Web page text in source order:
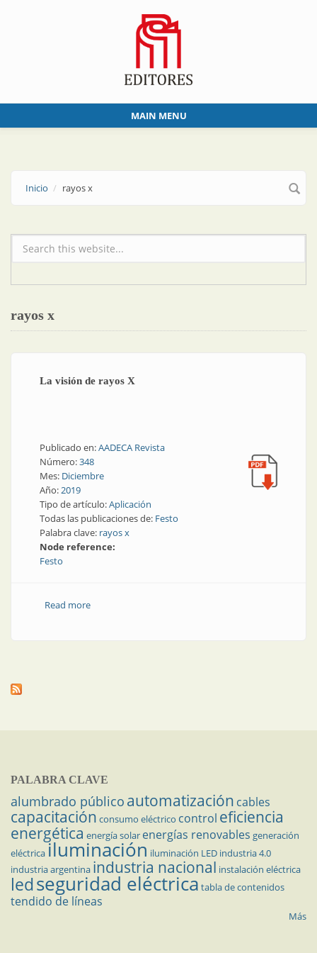
MAIN MENU
Inicio rayos x
Formulario de búsqueda
rayos x
La visión de rayos X
Publicado en:AADECA Revista
Número:348
Mes: Diciembre
Año:2019
Tipo de artículo:Aplicación
Todas las publicaciones de: Festo
Palabra clave: rayos x
Node reference:
Festo
Read moreabout La visión de rayos X
PALABRA CLAVE
alumbrado público automatización cables
capacitación consumo eléctrico control eficiencia
energética energía solar energías renovables generación
eléctricailuminación iluminación LED industria 4.0
industria argentina industria nacional instalación eléctrica
ledseguridad eléctrica tabla de contenidos
tendido de líneas
Más